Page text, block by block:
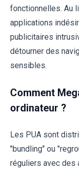
fonctionnelles. Au
applications
publicitaires
détourner des
sensibles.
Comment
ordinateur ?
Les PUA sont
"bundling" ou
réguliers avec des